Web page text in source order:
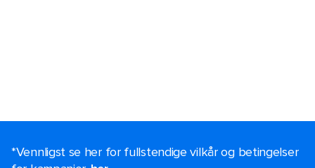
*Vennligst se her for fullstendige vilkår og betingelser